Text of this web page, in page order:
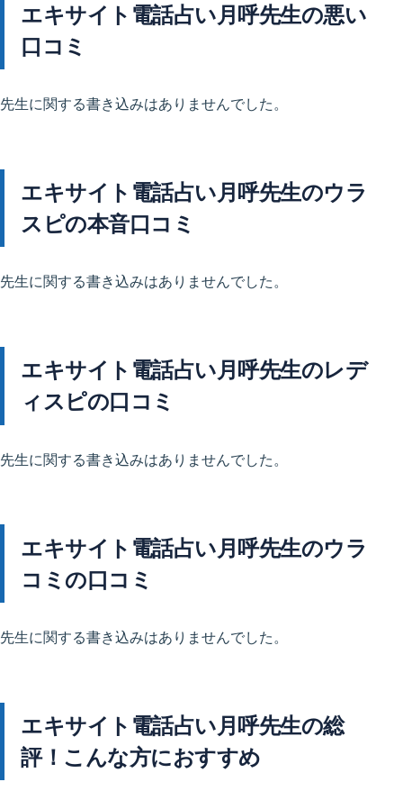
エキサイト電話占い月呼先生の悪い
口コミ
先生に関する書き込みはありませんでした。
エキサイト電話占い月呼先生のウラ
スピの本音口コミ
先生に関する書き込みはありませんでした。
エキサイト電話占い月呼先生のレデ
ィスピの口コミ
先生に関する書き込みはありませんでした。
エキサイト電話占い月呼先生のウラ
コミの口コミ
先生に関する書き込みはありませんでした。
エキサイト電話占い月呼先生の総
評！こんな方におすすめ